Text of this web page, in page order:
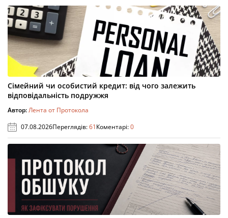
Сімейний чи особистий кредит: від чого залежить
відповідальність подружжя
Автор:Лента от Протокола
07.08.2026Переглядів:61Коментарі:0